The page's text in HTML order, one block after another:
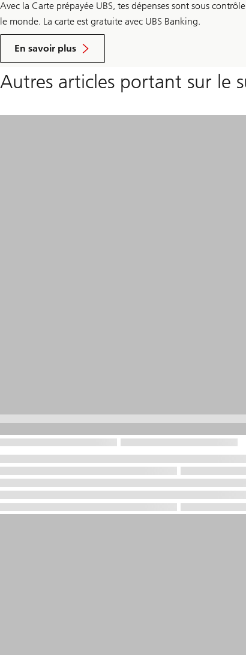
le
piège
de
l’endettement
de
prévoyance
Pilier
Avec la Carte prépayée UBS, tes dépenses sont sous
le monde. La carte est gratuite avec UBS Banking.
En savoir plus
Information
carte
Autres articles portant sur le